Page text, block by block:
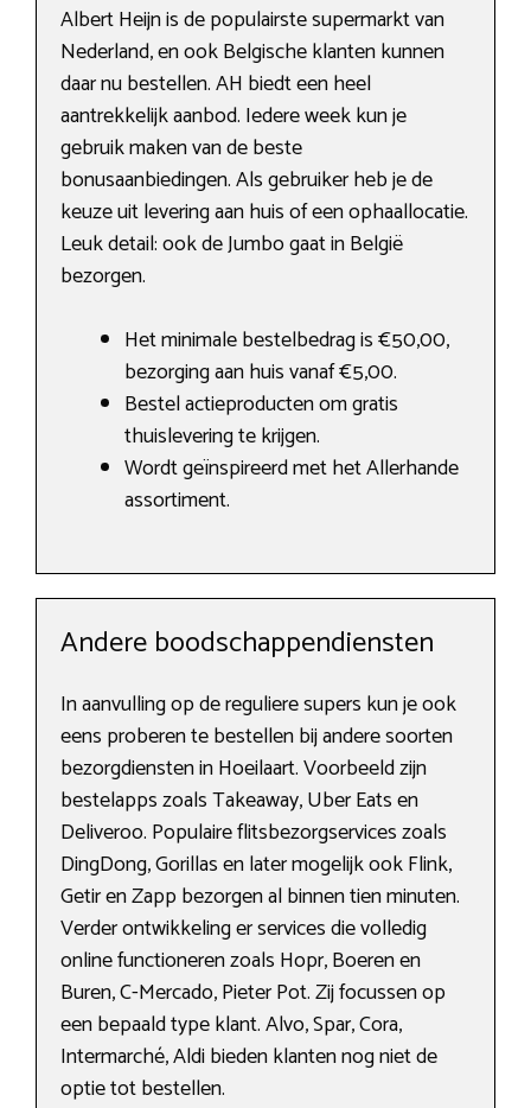
Albert Heijn is de populairste supermarkt van
Nederland, en ook Belgische klanten kunnen
daar nu bestellen. AH biedt een heel
aantrekkelijk aanbod. Iedere week kun je
gebruik maken van de beste
bonusaanbiedingen. Als gebruiker heb je de
keuze uit levering aan huis of een ophaallocatie.
Leuk detail: ook de Jumbo gaat in België
bezorgen.
Het minimale bestelbedrag is €50,00,
bezorging aan huis vanaf €5,00.
Bestel actieproducten om gratis
thuislevering te krijgen.
Wordt geïnspireerd met het Allerhande
assortiment.
Andere boodschappendiensten
In aanvulling op de reguliere supers kun je ook
eens proberen te bestellen bij andere soorten
bezorgdiensten in Hoeilaart. Voorbeeld zijn
bestelapps zoals Takeaway, Uber Eats en
Deliveroo. Populaire flitsbezorgservices zoals
DingDong, Gorillas en later mogelijk ook Flink,
Getir en Zapp bezorgen al binnen tien minuten.
Verder ontwikkeling er services die volledig
online functioneren zoals Hopr, Boeren en
Buren, C-Mercado, Pieter Pot. Zij focussen op
een bepaald type klant. Alvo, Spar, Cora,
Intermarché, Aldi bieden klanten nog niet de
optie tot bestellen.